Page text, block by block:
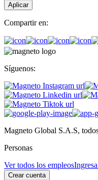
Aplicar
Compartir en:
Síguenos:
Magneto Global S.A.S,
Personas
Ver todos los empleos
Crear cuenta